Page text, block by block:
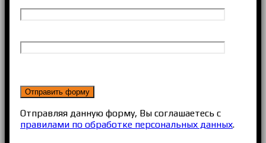
Отправляя данную форму, Вы соглашаетесь с
правилами по обработке персональных данных.